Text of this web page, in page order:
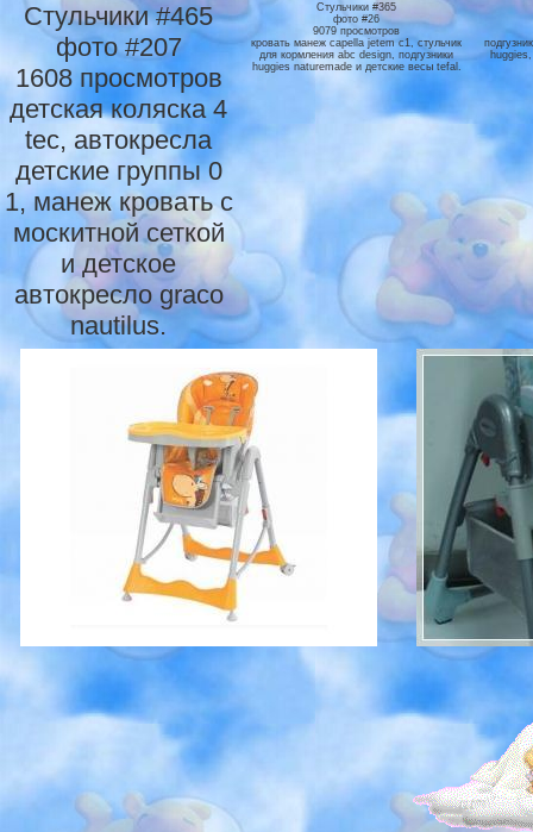
Стульчики #465
фото #207
1608 просмотров
детская коляска 4
tec, автокресла
детские группы 0
1, манеж кровать с
москитной сеткой
и детское
автокресло graco
nautilus.
Стульчики #365
фото #26
9079 просмотров
кровать манеж capella jetem c1, стульчик
для кормления abc design, подгузники
huggies naturemade и детские весы tefal.